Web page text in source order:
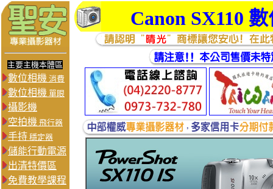
Canon SX110 數
主要主機本體區
數位相機 消費
數位相機 單眼
攝影機
空拍機 飛行器
手持 穩定器
儲能行動電源
出清特價區
免費教學課程